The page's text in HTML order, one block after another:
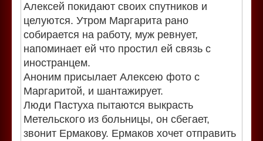
Алексей покидают своих спутников и
целуются. Утром Маргарита рано
собирается на работу, муж ревнует,
напоминает ей что простил ей связь с
иностранцем.
Аноним присылает Алексею фото с
Маргаритой, и шантажирует.
Люди Пастуха пытаются выкрасть
Метельского из больницы, он сбегает,
звонит Ермакову. Ермаков хочет отправить